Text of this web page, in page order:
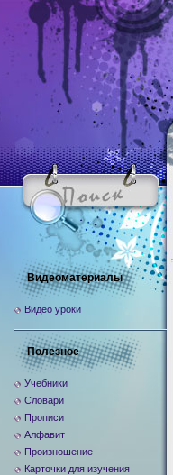
Видеоматериалы
Видео уроки
Полезное
Учебники
Словари
Прописи
Алфавит
Произношение
Карточки для изучения